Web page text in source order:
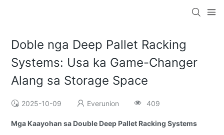
Doble nga Deep Pallet Racking
Systems: Usa ka Game-Changer
Alang sa Storage Space
2025-10-09 Everunion 409
Mga Kaayohan sa Double Deep Pallet Racking Systems